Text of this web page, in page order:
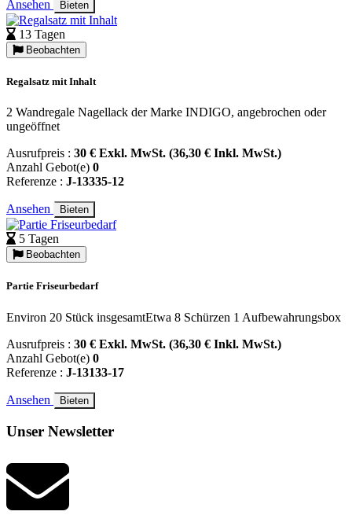
Ansehen Bieten
13 Tagen
Beobachten
Regalsatz mit Inhalt
2 Wandregale Nagellack der Marke INDIGO, angebrochen oder
ungeöffnet
Ausrufpreis : 30 € Exkl. MwSt. (36,30 € Inkl. MwSt.)
Anzahl Gebot(e) 0
Referenze : J-13335-12
Ansehen Bieten
5 Tagen
Beobachten
Partie Friseurbedarf
Environ 20 Stück insgesamtEtwa 8 Schürzen 1 Aufbewahrungsbox
Ausrufpreis : 30 € Exkl. MwSt. (36,30 € Inkl. MwSt.)
Anzahl Gebot(e) 0
Referenze : J-13133-17
Ansehen Bieten
Unser Newsletter